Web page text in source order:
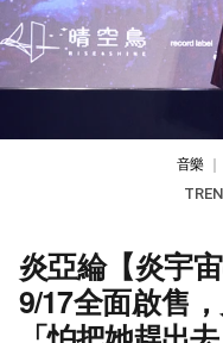
音樂｜
炎亞綸【炎宇
9/17全面啟售